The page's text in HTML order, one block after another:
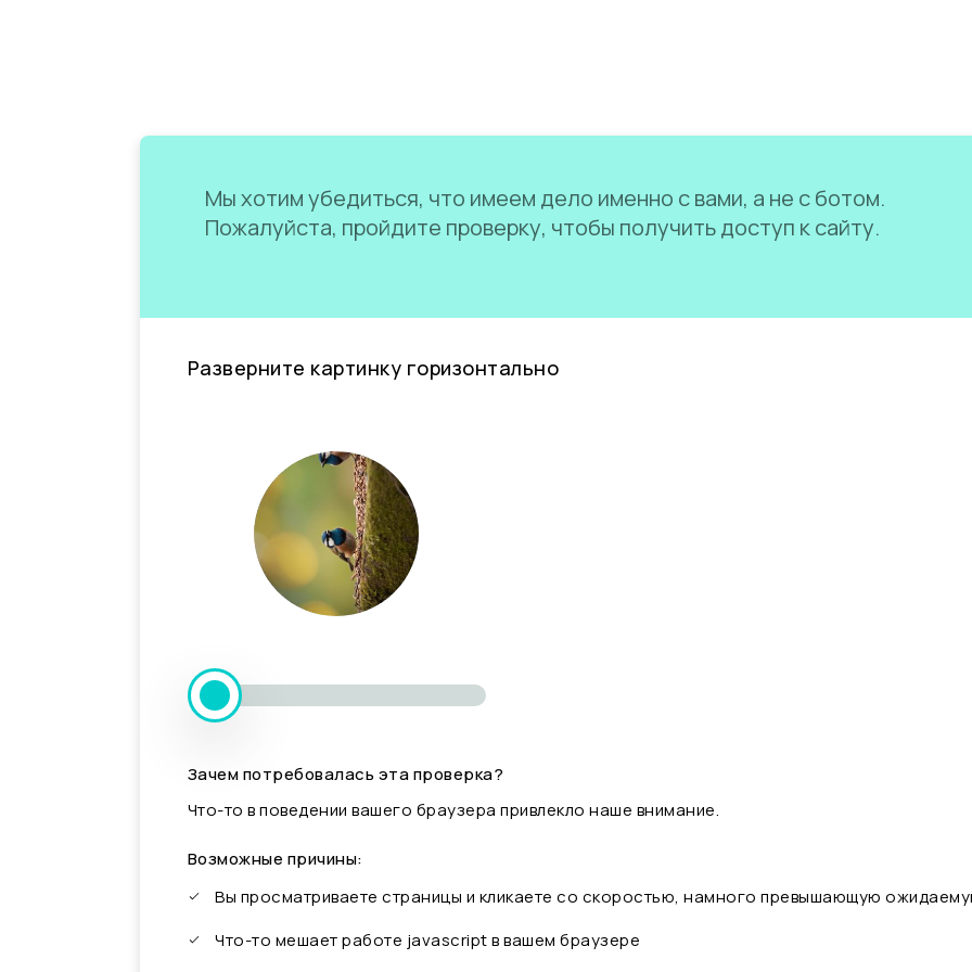
Мы хотим убедиться, что имеем дело именно с вами, а не с ботом.
Пожалуйста, пройдите проверку, чтобы получить доступ к сайту.
Разверните картинку горизонтально
Зачем потребовалась эта проверка?
Что-то в поведении вашего браузера привлекло наше внимание.
Возможные причины:
Вы просматриваете страницы и кликаете со скоростью, намного превышающую
Что-то мешает работе javascript в вашем браузере